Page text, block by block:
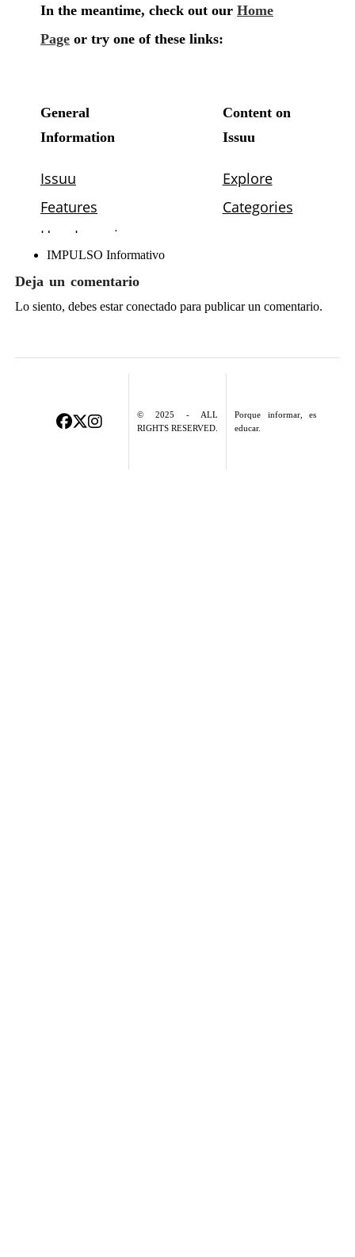
IMPULSO Informativo
Deja un comentario
Lo siento, debes estarconectadopara publicar un comentario.
© 2025 - ALL
RIGHTS RESERVED.
Porque informar, es
educar.